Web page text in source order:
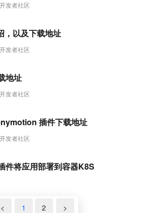
发者社区
发者社区
，以及下载地址
发者社区
地址
发者社区
插件下载地址
件将应用部署到容器K8S
< 1 2 >